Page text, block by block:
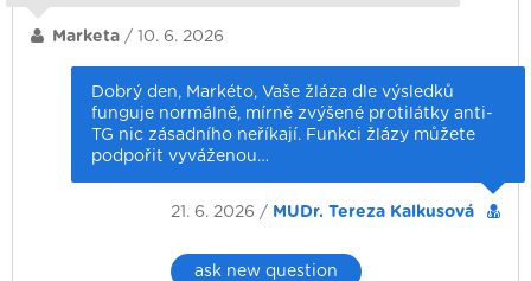
Marketa / 10. 6. 2026
Dobrý den, Markéto, Vaše žláza dle výsledků
funguje normálně, mírně zvýšené protilátky anti-
TG nic zásadního neříkají. Funkci žlázy můžete
podpořit vyváženou…
21. 6. 2026 / MUDr. Tereza Kalkusová
ask new question